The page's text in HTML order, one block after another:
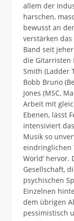
allem der
harschen,
bewusst an
verstärken
Band seit
die Gitarristen
Smith (Ladder
Bobb Bruno
Jones (MSC,
Arbeit mit
Ebenen, lässt
intensiviert
Musik so
eindringlichen
World‘ hervor.
Gesellschaft,
psychischen
Einzelnen
dem übrigen
pessimistisch